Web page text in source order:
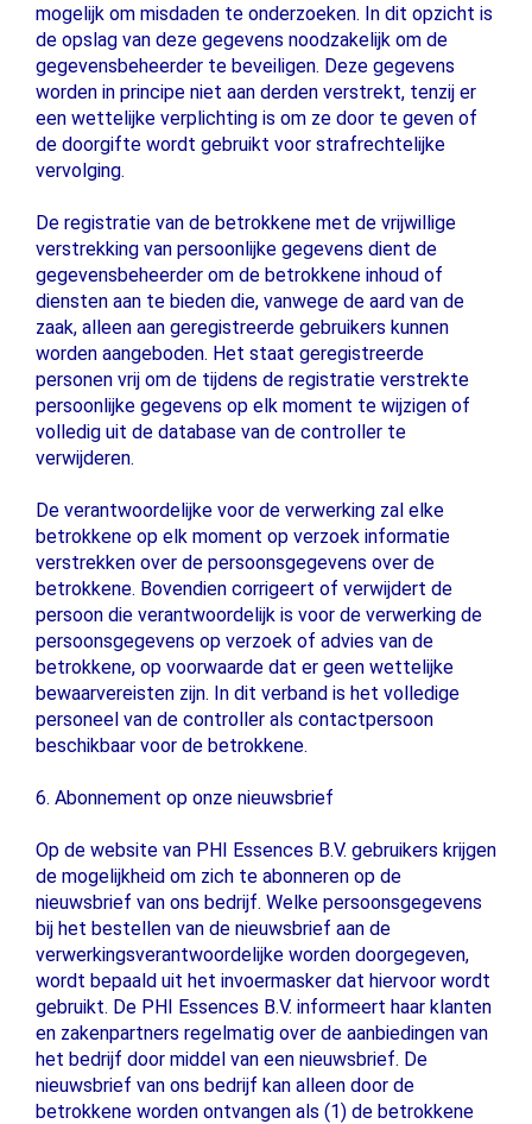
mogelijk om misdaden te onderzoeken. In dit opzicht is
de opslag van deze gegevens noodzakelijk om de
gegevensbeheerder te beveiligen. Deze gegevens
worden in principe niet aan derden verstrekt, tenzij er
een wettelijke verplichting is om ze door te geven of
de doorgifte wordt gebruikt voor strafrechtelijke
vervolging.
De registratie van de betrokkene met de vrijwillige
verstrekking van persoonlijke gegevens dient de
gegevensbeheerder om de betrokkene inhoud of
diensten aan te bieden die, vanwege de aard van de
zaak, alleen aan geregistreerde gebruikers kunnen
worden aangeboden. Het staat geregistreerde
personen vrij om de tijdens de registratie verstrekte
persoonlijke gegevens op elk moment te wijzigen of
volledig uit de database van de controller te
verwijderen.
De verantwoordelijke voor de verwerking zal elke
betrokkene op elk moment op verzoek informatie
verstrekken over de persoonsgegevens over de
betrokkene. Bovendien corrigeert of verwijdert de
persoon die verantwoordelijk is voor de verwerking de
persoonsgegevens op verzoek of advies van de
betrokkene, op voorwaarde dat er geen wettelijke
bewaarvereisten zijn. In dit verband is het volledige
personeel van de controller als contactpersoon
beschikbaar voor de betrokkene.
6. Abonnement op onze nieuwsbrief
Op de website van PHI Essences B.V. gebruikers krijgen
de mogelijkheid om zich te abonneren op de
nieuwsbrief van ons bedrijf. Welke persoonsgegevens
bij het bestellen van de nieuwsbrief aan de
verwerkingsverantwoordelijke worden doorgegeven,
wordt bepaald uit het invoermasker dat hiervoor wordt
gebruikt. De PHI Essences B.V. informeert haar klanten
en zakenpartners regelmatig over de aanbiedingen van
het bedrijf door middel van een nieuwsbrief. De
nieuwsbrief van ons bedrijf kan alleen door de
betrokkene worden ontvangen als (1) de betrokkene